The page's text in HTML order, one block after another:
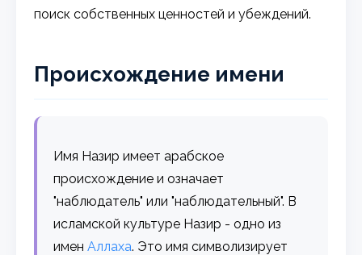
поиск собственных ценностей и убеждений.
Происхождение имени
Имя Назир имеет арабское
происхождение и означает
"наблюдатель" или "наблюдательный". В
исламской культуре Назир - одно из
именАллаха. Это имя символизирует